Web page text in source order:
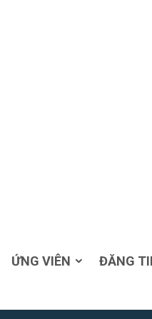
ỨNG VIÊN ĐĂNG